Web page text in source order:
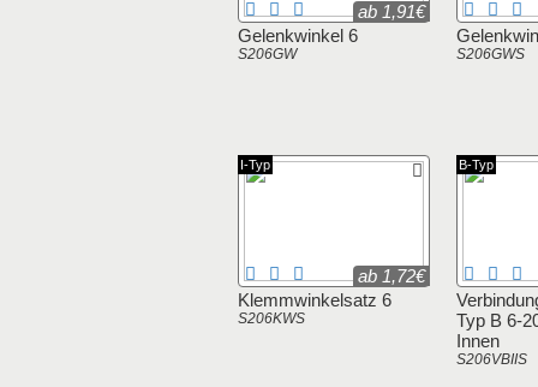
Gelenkwinkel 6
S206GW
ab 1,91€
S206GWS
Klemmwinkelsatz 6
S206KWS
ab 1,72€
I-Typ
Typ B 6-
Innen
S206VBIIS
B-Typ